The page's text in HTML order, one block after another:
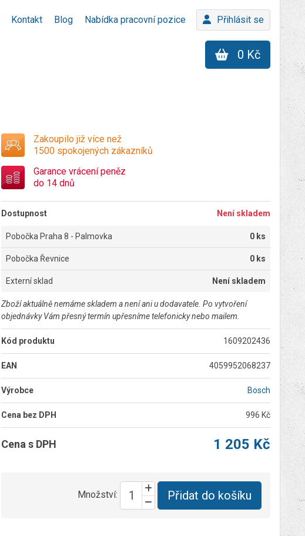
Kontakt Blog Nabídka pracovní pozice Přihlásit se
0 Kč
Zakoupilo již více než
1500 spokojených zákazníků
Garance vrácení peněz
do 14 dnů
Dostupnost Není skladem
Pobočka Praha 8 - Palmovka 0 ks
Pobočka Řevnice 0 ks
Externí sklad Není skladem
Zboží aktuálně nemáme skladem a není ani u dodavatele. Po vytvoření
objednávky Vám přesný termín upřesníme telefonicky nebo mailem.
Kód produktu 1609202436
EAN 4059952068237
Výrobce Bosch
Cena bez DPH 996 Kč
Cena s DPH 1 205 Kč
Množství: Přidat do košíku